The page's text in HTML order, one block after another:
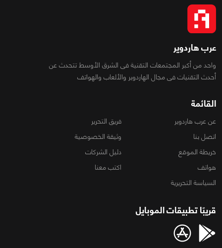
عرب هاردوير
واحد من أكبر المجتمعات التقنية فى الشرق الأوسط تتحدث عن
أحدث التقنيات فى مجال الهاردوير والألعاب والهواتف
القائمة
عن عرب هاردوير
فريق التحرير
اتصل بنا
وثيقة الخصوصية
خريطة الموقع
دليل الشركات
هواتف
اكتب معنا
السياسة التحريرية
قريبًا تطبيقات الموبايل